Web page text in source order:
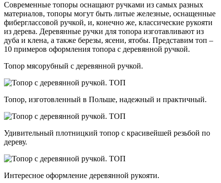
Современные топоры оснащают ручками из самых разных
материалов, топоры могут быть литые железные, оснащенные
фиберглассовой ручкой, и, конечно же, классические рукояти
из дерева. Деревянные ручки для топора изготавливают из
дуба и клена, а также березы, ясени, ятобы. Представим топ –
10 примеров оформления топора с деревянной ручкой.
Топор мясорубный с деревянной ручкой.
Топор, изготовленный в Польше, надежный и практичный.
Удивительный плотницкий топор с красивейшей резьбой по
дереву.
Интересное оформление деревянной рукояти.